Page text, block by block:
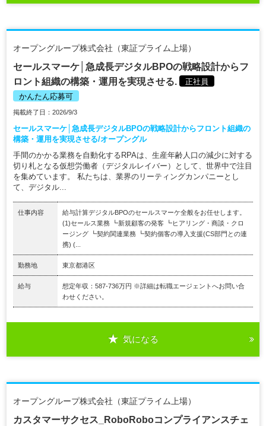
オープングループ株式会社（東証プライム上場）
セールスマーケ│急成長デジタルBPOの戦略設計からフ
ロント組織の構築・運用を実現させる.
正社員
かんたん応募可
掲載終了日：2026/9/3
セールスマーケ│急成長デジタルBPOの戦略設計からフロント組織の
構築・運用を実現させる/オープングル
手間のかかる業務を自動化するRPAは、生産年齢人口の減少に対する
切り札となる仮想労働者（デジタルレイバー）として、世界中で注目
を集めています。 私たちは、業界のリーティングカンパニーとし
て、デジタル...
仕事内容
給与計算デジタルBPOのセールスマーケ全般をお任せします。
(1)セールス業務 ┗新規顧客の発客 ┗ヒアリング・商談・クロ
ージング ┗契約関連業務 ┗契約個客の導入支援(CS部門との連
携) (...
勤務地 東京都港区
給与
想定年収：587-736万円 ※詳細は転職エージェントへお問い合
わせください。
気になる
オープングループ株式会社（東証プライム上場）
カスタマーサクセス_RoboRoboコンプライアンスチェ